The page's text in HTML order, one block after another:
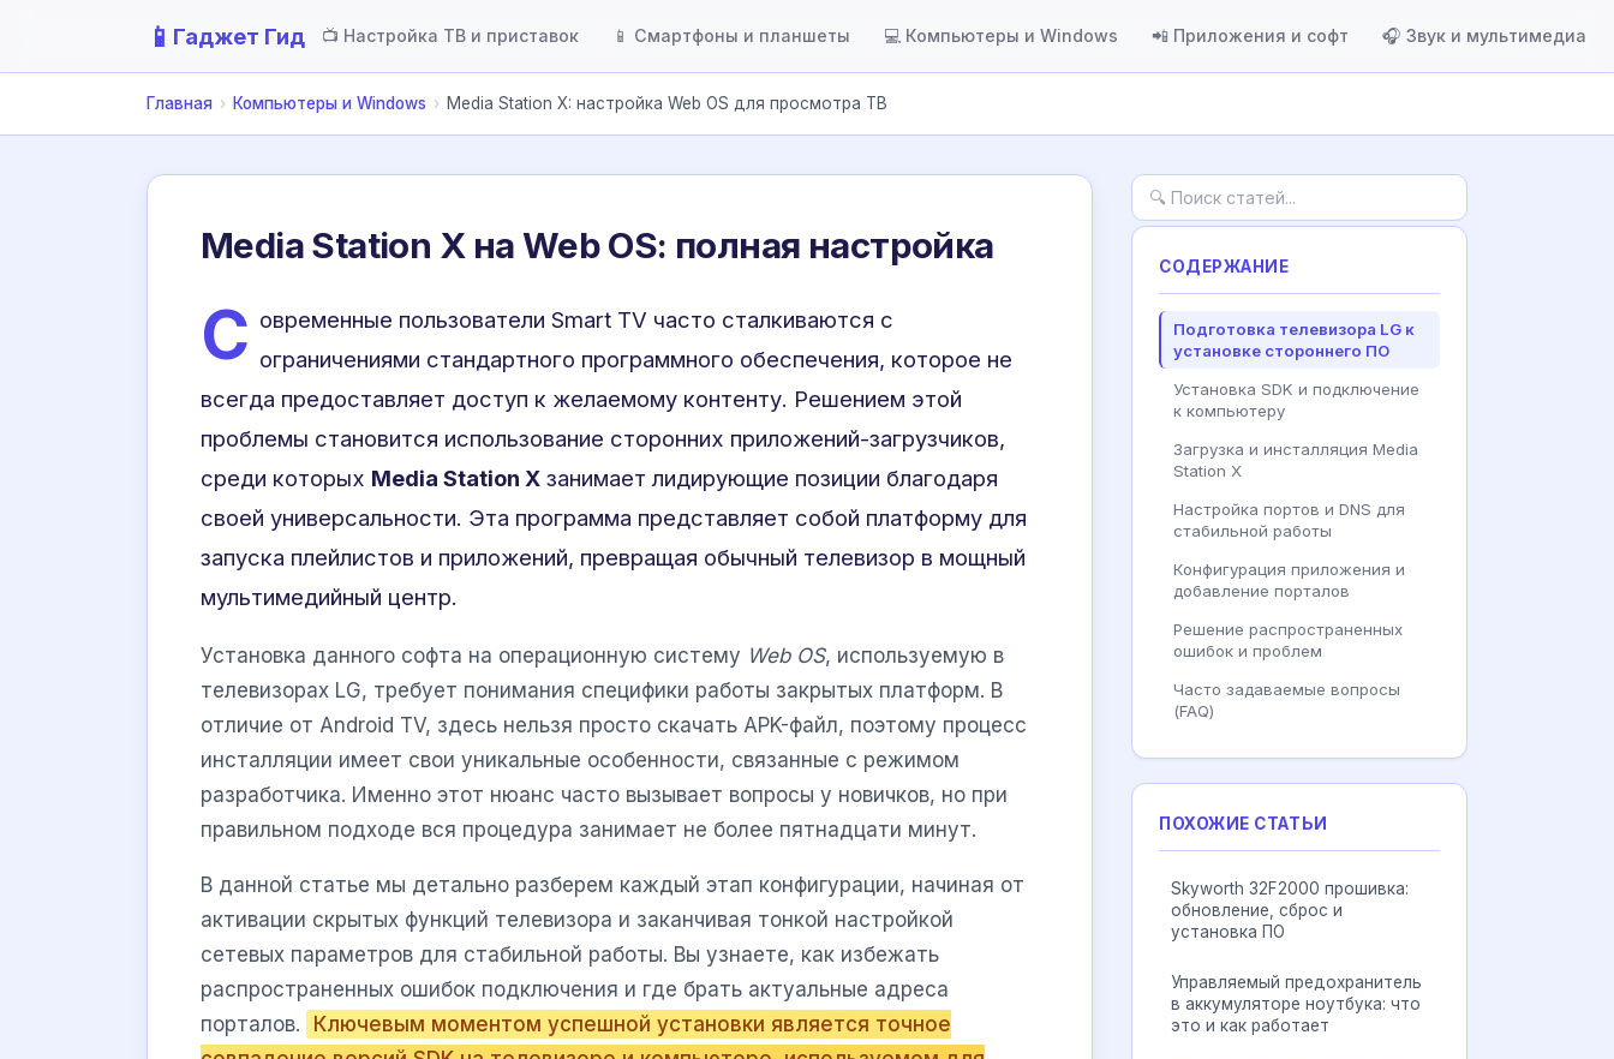
📱 Гаджет Гид 📺 Настройка ТВ и приставок 📱 Смартфоны и планшеты 💻 Компьютеры и Windows 📲 Приложения и софт 🎧 Звук и мультимедиа
Главная › Компьютеры и Windows › Media Station X: настройка Web OS для просмотра ТВ
Media Station X на Web OS: полная настройка
С овременные пользователи Smart TV часто сталкиваются с
ограничениями стандартного программного обеспечения, которое не
всегда предоставляет доступ к желаемому контенту. Решением этой
проблемы становится использование сторонних приложений-загрузчиков,
среди которых Media Station X занимает лидирующие позиции благодаря
своей универсальности. Эта программа представляет собой платформу для
запуска плейлистов и приложений, превращая обычный телевизор в мощный
мультимедийный центр.
Установка данного софта на операционную систему Web OS, используемую в
телевизорах LG, требует понимания специфики работы закрытых платформ. В
отличие от Android TV, здесь нельзя просто скачать APK-файл, поэтому процесс
инсталляции имеет свои уникальные особенности, связанные с режимом
разработчика. Именно этот нюанс часто вызывает вопросы у новичков, но при
правильном подходе вся процедура занимает не более пятнадцати минут.
В данной статье мы детально разберем каждый этап конфигурации, начиная от
активации скрытых функций телевизора и заканчивая тонкой настройкой
сетевых параметров для стабильной работы. Вы узнаете, как избежать
распространенных ошибок подключения и где брать актуальные адреса
порталов.
Ключевым моментом успешной установки является точное
СОДЕРЖАНИЕ
Подготовка телевизора LG к
установке стороннего ПО
Установка SDK и подключение
к компьютеру
Загрузка и инсталляция Media
Station X
Настройка портов и DNS для
стабильной работы
Конфигурация приложения и
добавление порталов
Решение распространенных
ошибок и проблем
Часто задаваемые вопросы
(FAQ)
ПОХОЖИЕ СТАТЬИ
Skyworth 32F2000 прошивка:
обновление, сброс и
установка ПО
Управляемый предохранитель
в аккумуляторе ноутбука: что
это и как работает